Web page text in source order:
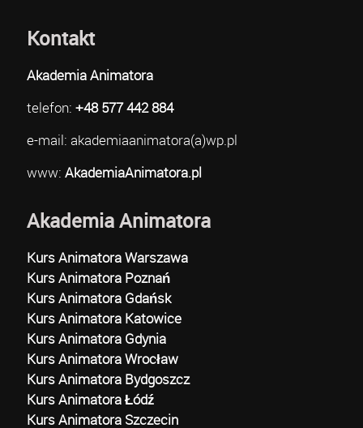
Kontakt
Akademia Animatora
telefon: +48 577 442 884
e-mail: akademiaanimatora(a)wp.pl
www: AkademiaAnimatora.pl
Akademia Animatora
Kurs Animatora Warszawa
Kurs Animatora Poznań
Kurs Animatora Gdańsk
Kurs Animatora Katowice
Kurs Animatora Gdynia
Kurs Animatora Wrocław
Kurs Animatora Bydgoszcz
Kurs Animatora Łódź
Kurs Animatora Szczecin